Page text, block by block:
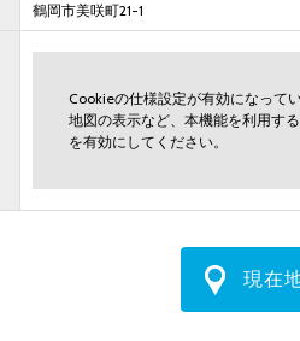
鶴岡市美咲町21-1
Cookieの仕様設定が有効になって
地図の表示など、本機能を利用す
を有効にしてください。
現在